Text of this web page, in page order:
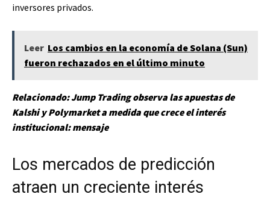
inversores privados.
Leer Los cambios en la economía de Solana (Sun)
fueron rechazados en el último minuto
Relacionado:Jump Trading observa las apuestas de
Kalshi y Polymarket a medida que crece el interés
institucional: mensaje
Los mercados de predicción
atraen un creciente interés